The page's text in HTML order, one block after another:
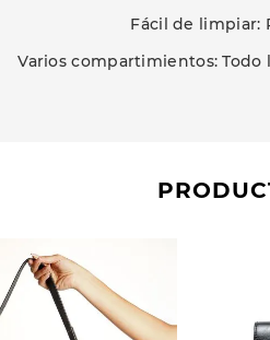
Fácil de limpiar:
Varios compartimientos: